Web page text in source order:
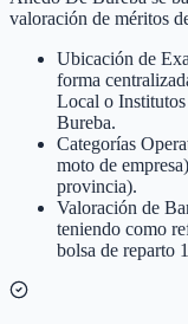
valoración de méritos
Ubicación de
forma
Local o
Bureba.
Categorías
moto de
provincia).
Valoración de
teniendo como
bolsa de reparto